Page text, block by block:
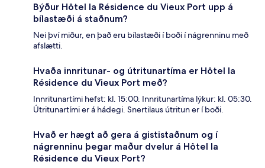
Býður Hôtel la Résidence du Vieux Port upp á
bílastæði á staðnum?
Nei því miður, en það eru bílastæði í boði í nágrenninu með
afslætti.
Hvaða innritunar- og útritunartíma er Hôtel la
Résidence du Vieux Port með?
Innritunartími hefst: kl. 15:00. Innritunartíma lýkur: kl. 05:30.
Útritunartími er á hádegi. Snertilaus útritun er í boði.
Hvað er hægt að gera á gististaðnum og í
nágrenninu þegar maður dvelur á Hôtel la
Résidence du Vieux Port?